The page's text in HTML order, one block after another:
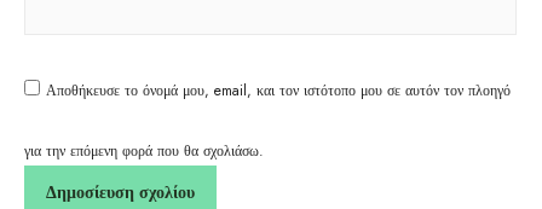
Αποθήκευσε το όνομά μου, email, και τον ιστότοπο μου σε αυτόν τον πλοηγό
για την επόμενη φορά που θα σχολιάσω.